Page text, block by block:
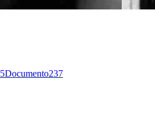
5Documento237